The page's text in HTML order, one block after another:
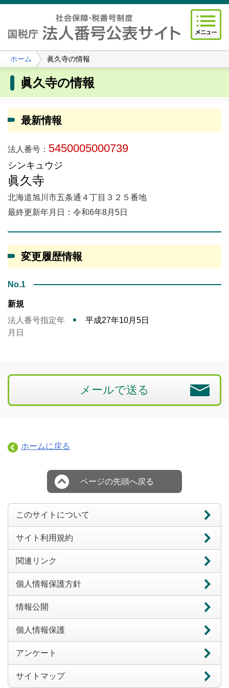
ホーム 眞久寺の情報
眞久寺の情報
最新情報
法人番号： 5450005000739
シンキュウジ
眞久寺
北海道旭川市五条通４丁目３２５番地
最終更新年月日：令和6年8月5日
変更履歴情報
No.1
新規
法人番号指定年
月日
平成27年10月5日
メールで送る
ホームに戻る
ページの先頭へ戻る
このサイトについて
サイト利用規約
関連リンク
個人情報保護方針
情報公開
個人情報保護
アンケート
サイトマップ